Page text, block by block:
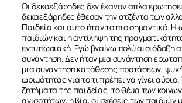
Οι δεκαεξάρηδες δεν έκαναν απλά
δεκαεξάρηδες έθεσαν την ατζέντα των
Παιδεία και αυτό ήταν το πιο σημαντικό. Η
παιδιών και η αντίληψη της
εντυπωσιακή. Εγώ βγαίνω πολύ αισιόδοξη
συνάντηση. Δεν ήταν μια συνάντηση
μια συνάντηση κατάθεσης προτάσεων,
ωριμότητας για το τι πρέπει να γίνει
ζητήματα της παιδείας, το θέμα των
ανισοτήτων, η βία, οι σχέσεις των παιδιών